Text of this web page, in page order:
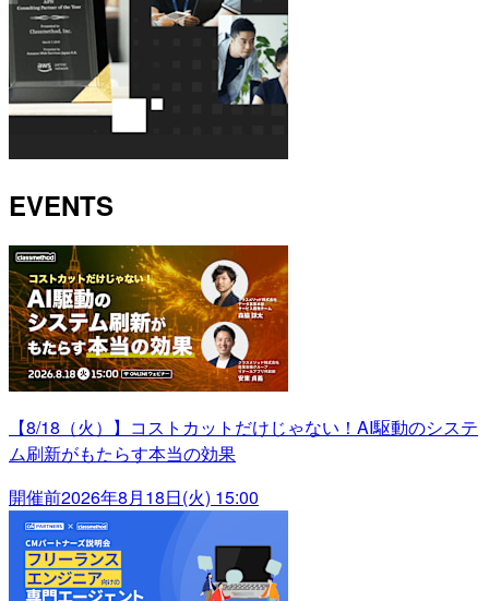
EVENTS
【8/18（火）】コストカットだけじゃない！AI駆動のシステ
ム刷新がもたらす本当の効果
開催前2026年8月18日(火) 15:00